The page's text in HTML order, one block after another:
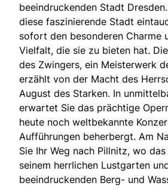
beeindruckenden Stadt
diese faszinierende Stadt
sofort den besonderen Charme
Vielfalt, die sie zu bieten hat.
des Zwingers, ein Meisterwerk
erzählt von der Macht des
August des Starken. In
erwartet Sie das prächtige
heute noch weltbekannte
Aufführungen beherbergt. Am
Sie Ihr Weg nach Pillnitz, wo
seinem herrlichen Lustgarten
beeindruckenden Berg- und